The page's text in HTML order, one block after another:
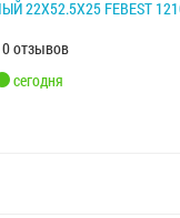
22X52.5X25 FEBEST
0 отзывов
сегодня